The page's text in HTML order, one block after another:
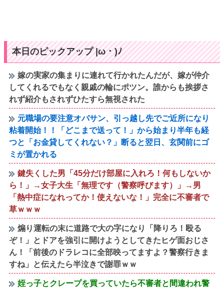
本日のピックアップ |ω・)ﾉ
嫁の実家の集まりに連れて行かれたんだが、嫁が仲介
してくれるでもなく親戚の輪にポツン。誰からも挨拶さ
れず紹介もされずひたすら無視された
元職場の要注意オバサン、引っ越し先でご近所になり
粘着開始！！「どこまで送って！」から始まり半年も経
つと「お金貸してくれない？」断ると翌日、玄関前にゴ
ミが置かれる
鍵失くした男「45分だけ部屋に入れろ！何もしないか
ら！」→女子大生「無理です（警察呼びます）」→男
「熱中症になれってか！使えないな！」完全に不審者で
草ｗｗｗ
煽り運転の末に道路で大の字になり「降りろ！殴る
ぞ！」とドアを強引に開けようとしてきたヒゲ面おじさ
ん！「前後のドラレコに全部映ってますよ？警察行きま
すね」と伝えたら半泣きで謝罪ｗｗ
姪っ子とクレープを買っていたら不審者と間違われ警